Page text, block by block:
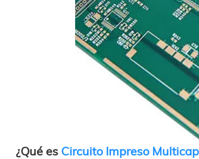
¿Qué es Circuito Impreso Multicap